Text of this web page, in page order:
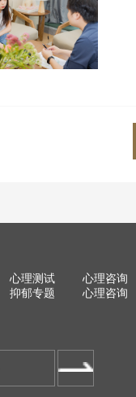
心理测试 心理咨询
抑郁专题 心理咨询